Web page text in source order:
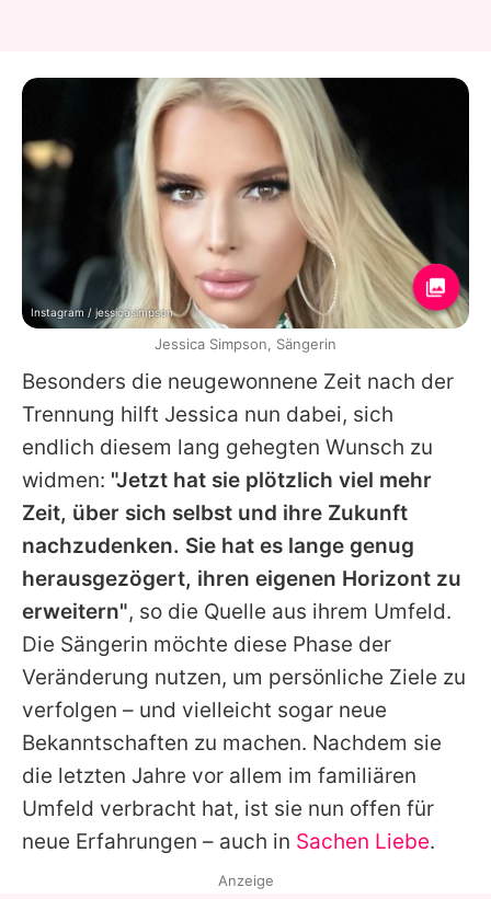
Besonders die neugewonnene Zeit nach der
Trennung hilft Jessica nun dabei, sich
endlich diesem lang gehegten Wunsch zu
widmen: "Jetzt hat sie plötzlich viel mehr
Zeit, über sich selbst und ihre Zukunft
nachzudenken. Sie hat es lange genug
herausgezögert, ihren eigenen Horizont zu
erweitern", so die Quelle aus ihrem Umfeld.
Die Sängerin möchte diese Phase der
Veränderung nutzen, um persönliche Ziele zu
verfolgen – und vielleicht sogar neue
Bekanntschaften zu machen. Nachdem sie
die letzten Jahre vor allem im familiären
Umfeld verbracht hat, ist sie nun offen für
neue Erfahrungen – auch in Sachen Liebe.
Instagram / jessicasimpson
Jessica Simpson, Sängerin
Anzeige